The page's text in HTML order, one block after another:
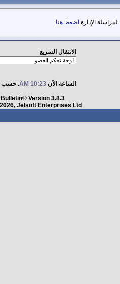
الإدارة اضغط هنا
الانتقال السريع
الساعة الآن10:23 AM . حسب
Version 3.8.3
Jelsoft Enterprises Ltd.